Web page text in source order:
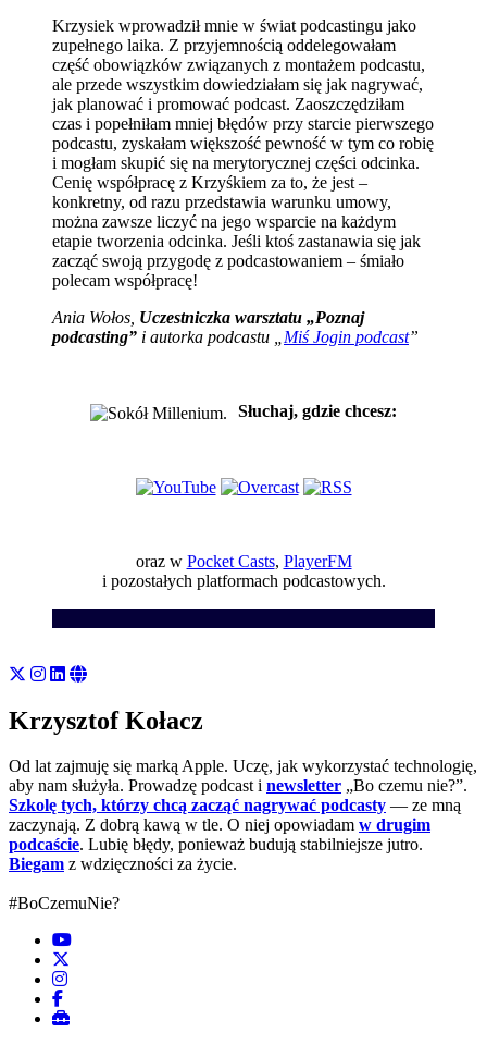
Krzysiek wprowadził mnie w świat podcastingu jako
zupełnego laika. Z przyjemnością oddelegowałam
część obowiązków związanych z montażem podcastu,
ale przede wszystkim dowiedziałam się jak nagrywać,
jak planować i promować podcast. Zaoszczędziłam
czas i popełniłam mniej błędów przy starcie pierwszego
podcastu, zyskałam większość pewność w tym co robię
i mogłam skupić się na merytorycznej części odcinka.
Cenię współpracę z Krzyśkiem za to, że jest –
konkretny, od razu przedstawia warunku umowy,
można zawsze liczyć na jego wsparcie na każdym
etapie tworzenia odcinka. Jeśli ktoś zastanawia się jak
zacząć swoją przygodę z podcastowaniem – śmiało
polecam współpracę!
Ania Wołos, Uczestniczka warsztatu „Poznaj
podcasting” i autorka podcastu „ Miś Jogin podcast”
Słuchaj, gdzie chcesz:
oraz w Pocket Casts, PlayerFM
i pozostałych platformach podcastowych.
Krzysztof Kołacz
Od lat zajmuję się marką Apple. Uczę, jak wykorzystać technologię,
aby nam służyła. Prowadzę podcast i newsletter „Bo czemu nie?”.
Szkolę tych, którzy chcą zacząć nagrywać podcasty — ze mną
zaczynają. Z dobrą kawą w tle. O niej opowiadam w drugim
podcaście. Lubię błędy, ponieważ budują stabilniejsze jutro.
Biegam z wdzięczności za życie.
#BoCzemuNie?